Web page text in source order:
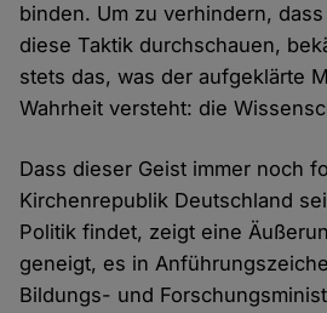
binden. Um zu verhindern,
diese Taktik durchschauen,
stets das, was der aufgeklärte
Wahrheit versteht: die
Dass dieser Geist immer noch
Kirchenrepublik Deutschland
Politik findet, zeigt eine
geneigt, es in
Bildungs- und